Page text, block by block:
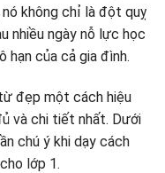
nó không chỉ là đột quỵ
nhiều ngày nỗ lực học
hạn của cả gia đình.
đẹp một cách hiệu
và chi tiết nhất. Dưới
chú ý khi dạy cách
lớp 1.